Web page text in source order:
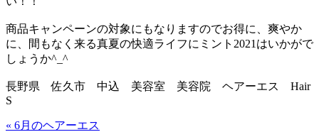
商品キャンペーンの対象にもなりますのでお得に、爽やか
に、間もなく来る真夏の快適ライフにミント2021はいかがで
しょうか^_^
長野県 佐久市 中込 美容室 美容院 ヘアーエス Hair
S
« 6月のヘアーエス